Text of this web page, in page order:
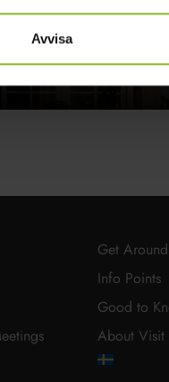
Avvisa
Get Around
Info Points
Good to
About Visit